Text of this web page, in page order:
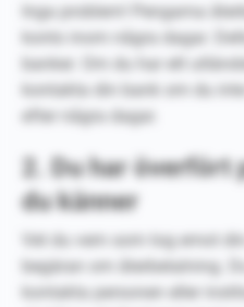
Inga problem! Pengarna
konto inom några dagar.
banker. Om du har ett
kontakta din bank om du
efter några dagar.
2. Du har överfört
du känner
Vet du vem som tog emot
begäran om återbetalning.
kontakta personen eller